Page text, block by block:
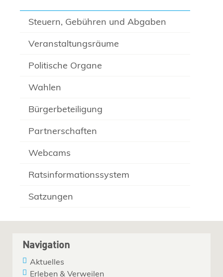
Steuern, Gebühren und Abgaben
Veranstaltungsräume
Politische Organe
Wahlen
Bürgerbeteiligung
Partnerschaften
Webcams
Ratsinformationssystem
Satzungen
Navigation
Aktuelles
Erleben & Verweilen